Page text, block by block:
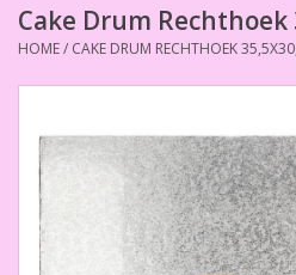
Decoreer Gereedschap
Thema's
Aanbiedingen
Cake Drum
HOME/ CAKE DRUM RECHTHOEK